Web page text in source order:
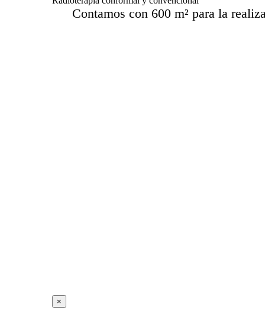
Contamos con 600 m² para la
×